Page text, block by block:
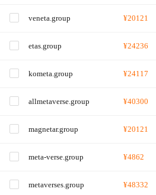
veneta.group ¥20121
etas.group ¥24236
kometa.group ¥24117
allmetaverse.group ¥40300
magnetar.group ¥20121
meta-verse.group ¥4862
metaverses.group ¥48332